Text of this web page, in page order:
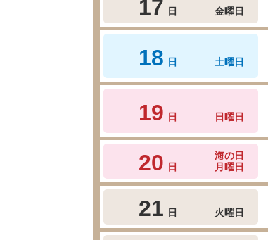
17 日 金曜日
18 日 土曜日
19 日 日曜日
20 日
海の日
月曜日
21 日 火曜日